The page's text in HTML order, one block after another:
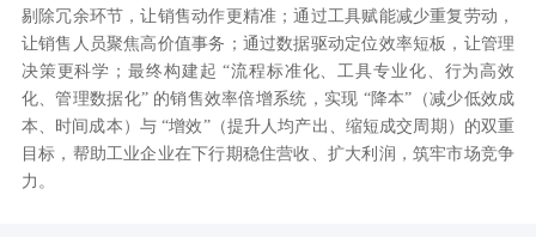
剔除冗余环节，让销售动作更精准；通过工具赋能减少重复劳动，
让销售人员聚焦高价值事务；通过数据驱动定位效率短板，让管理
决策更科学；最终构建起 “流程标准化、工具专业化、行为高效
化、管理数据化” 的销售效率倍增系统，实现 “降本”（减少低效成
本、时间成本）与 “增效”（提升人均产出、缩短成交周期）的双重
目标，帮助工业企业在下行期稳住营收、扩大利润，筑牢市场竞争
力。